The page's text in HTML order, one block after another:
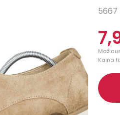
5667
Kaina